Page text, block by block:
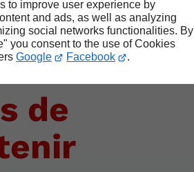
to improve user experience by
and ads, as well as analyzing
social networks functionalities. By
you consent to the use of Cookies
Google Facebook .
de